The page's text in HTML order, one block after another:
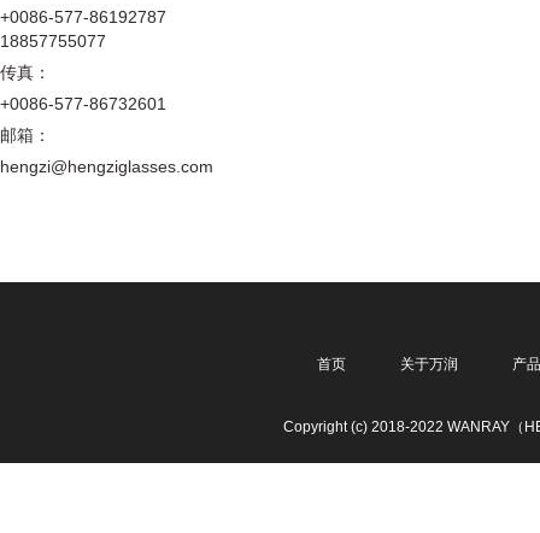
+0086-577-86192787
18857755077
传真：
+0086-577-86732601
邮箱：
hengzi@hengziglasses.com
首页 关于万润 产
Copyright (c) 2018-2022 WANRAY（